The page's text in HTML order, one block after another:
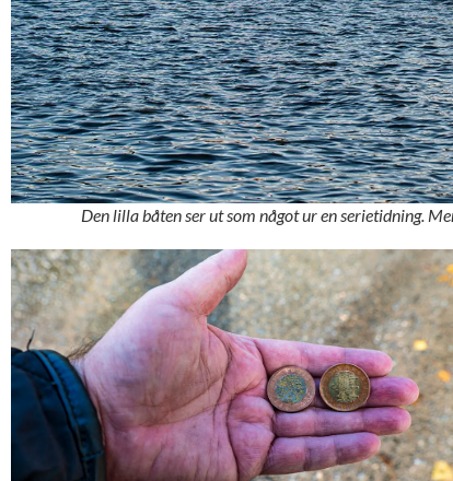
Den lilla båten ser ut som något ur en serietidning.